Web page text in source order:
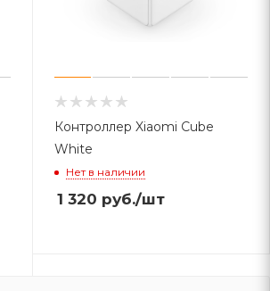
Контроллер Xiaomi Cube
White
Нет в наличии
1 320 руб./шт